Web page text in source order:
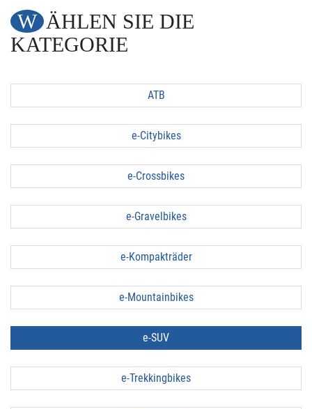
WÄHLEN SIE DIE
KATEGORIE
ATB
e-Citybikes
e-Crossbikes
e-Gravelbikes
e-Kompakträder
e-Mountainbikes
e-SUV
e-Trekkingbikes